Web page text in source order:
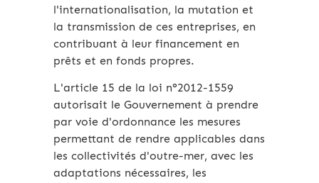
l'internationalisation, la mutation et
la transmission de ces entreprises, en
contribuant à leur financement en
prêts et en fonds propres.
L'article 15 de la loi n°2012-1559
autorisait le Gouvernement à prendre
par voie d'ordonnance les mesures
permettant de rendre applicables dans
les collectivités d'outre-mer, avec les
adaptations nécessaires, les